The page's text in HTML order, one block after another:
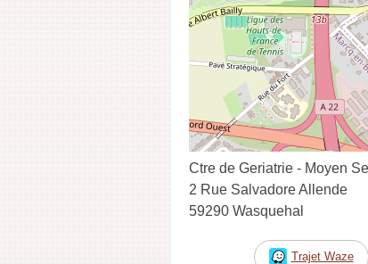
Ctre de Geriatrie - Moyen
2 Rue Salvadore Allende
59290 Wasquehal
Trajet Waze